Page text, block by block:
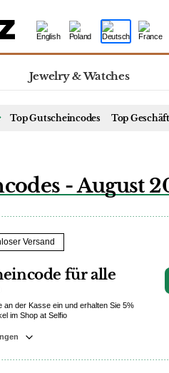
Jewelry & Watches
Top Gutscheincodes Top
- August
Versand
für alle
der Kasse ein und erhalten Sie 5%
im Shop at Selfio